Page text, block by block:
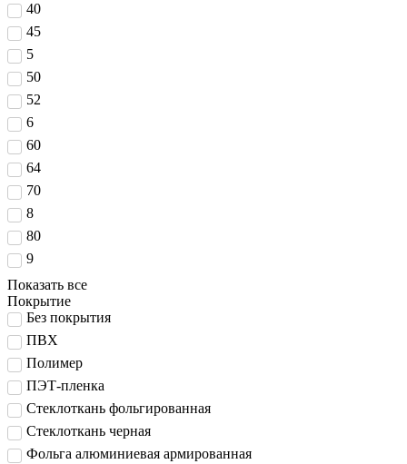
40
45
5
50
52
6
60
64
70
8
80
9
Показать все
Покрытие
Без покрытия
ПВХ
Полимер
ПЭТ-пленка
Стеклоткань фольгированная
Стеклоткань черная
Фольга алюминиевая армированная